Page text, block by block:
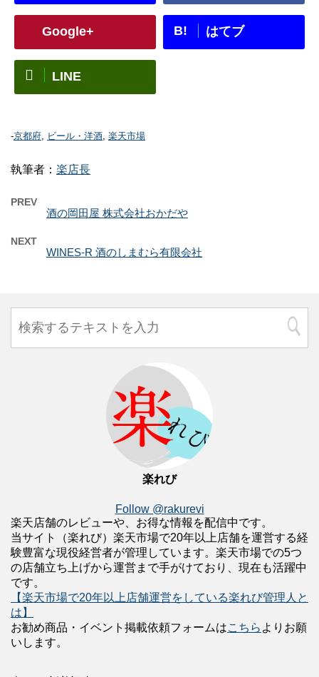
Google+ B! はてブ
LINE
-京都府, ビール・洋酒, 楽天市場
執筆者： 楽店長
PREV
酒の岡田屋 株式会社おかだや
NEXT
WINES-R 酒のしまむら有限会社
楽れび
Follow @rakurevi
楽天店舗のレビューや、お得な情報を配信中です。
当サイト（楽れび）楽天市場で20年以上店舗を運営する経
験豊富な現役経営者が管理しています。楽天市場での5つ
の店舗立ち上げから運営まで手がけており、現在も活躍中
です。
【楽天市場で20年以上店舗運営をしている楽れび管理人と
は】
お勧め商品・イベント掲載依頼フォームはこちら よりお願
いします。